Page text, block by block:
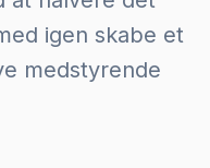
igen skabe et
medstyrende